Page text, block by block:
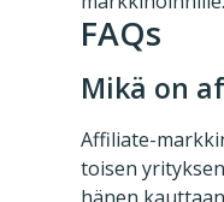
FAQs
Mikä on
Affiliate-
toisen